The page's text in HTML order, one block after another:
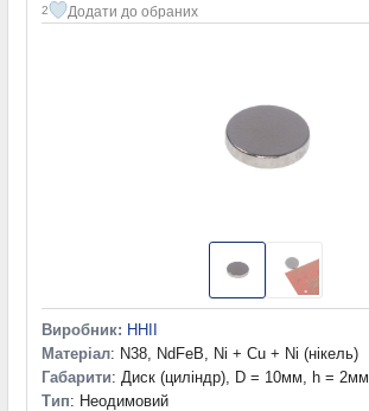
2 Додати до обраних
Виробник: HHII
Матеріал: N38, NdFeB, Ni + Cu + Ni (нікель)
Габарити: Диск (циліндр), D = 10мм, h = 2мм
Тип: Неодимовий